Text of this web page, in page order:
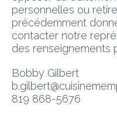
personnelles ou
précédemment
contacter notre
des renseignements
Bobby Gilbert
819 868-5676